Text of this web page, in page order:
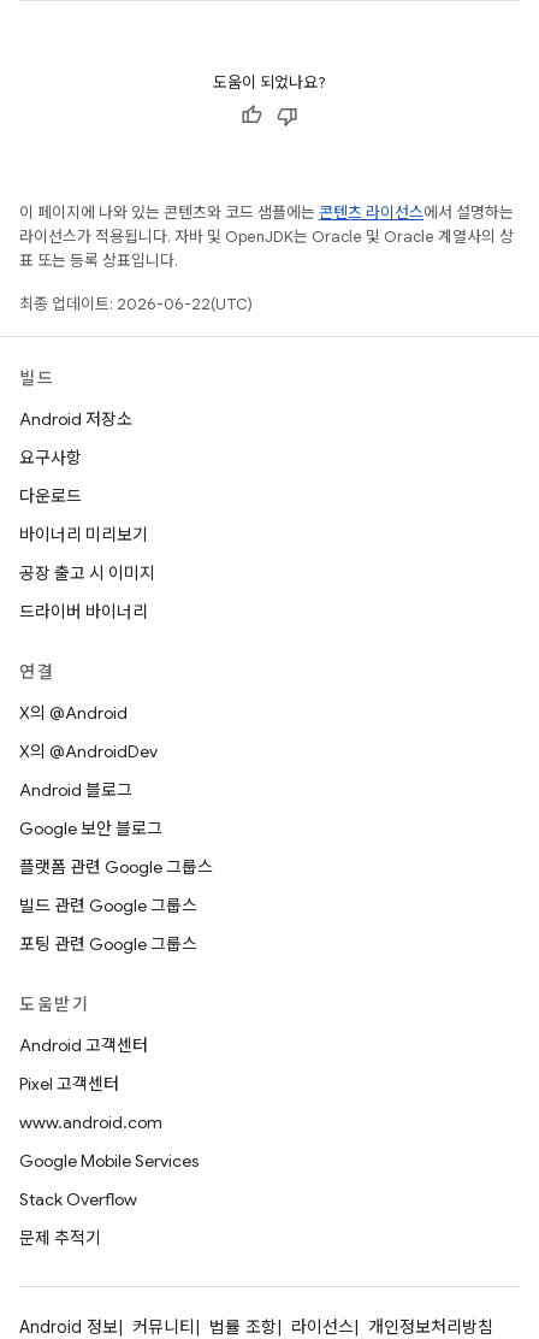
도움이 되었나요?
이 페이지에 나와 있는 콘텐츠와 코드 샘플에는 콘텐츠 라이선스에서 설명하는
라이선스가 적용됩니다. 자바 및 OpenJDK는 Oracle 및 Oracle 계열사의 상
표 또는 등록 상표입니다.
최종 업데이트: 2026-06-22(UTC)
빌드
Android 저장소
요구사항
다운로드
바이너리 미리보기
공장 출고 시 이미지
드라이버 바이너리
연결
X의 @Android
X의 @AndroidDev
Android 블로그
Google 보안 블로그
플랫폼 관련 Google 그룹스
빌드 관련 Google 그룹스
포팅 관련 Google 그룹스
도움받기
Android 고객센터
Pixel 고객센터
www.android.com
Google Mobile Services
Stack Overflow
문제 추적기
Android 정보 커뮤니티 법률 조항 라이선스
개인정보처리방침